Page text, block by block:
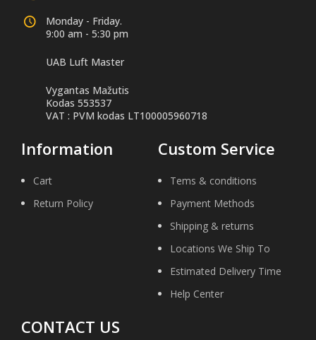
Monday - Friday.
9:00 am - 5:30 pm
UAB Luft Master
Vygantas Mažutis
Kodas 553537
VAT : PVM kodas LT100005960718
Information
Cart
Return Policy
Custom Service
Tems & conditions
Payment Methods
Shipping & returns
Locations We Ship To
Estimated Delivery Time
Help Center
CONTACT US